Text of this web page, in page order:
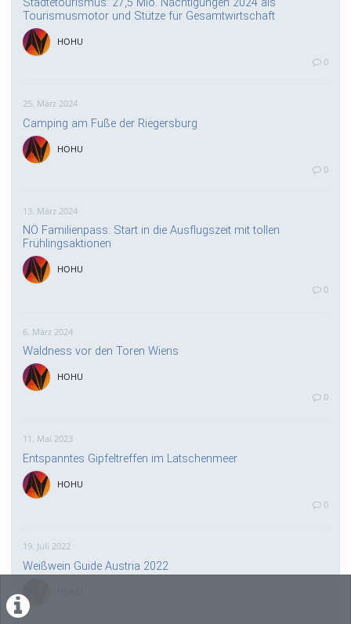
Tourismusmotor und Stütze für Gesamtwirtschaft
HOHU
0
25. März 2024
Camping am Fuße der Riegersburg
HOHU
0
13. März 2024
NÖ Familienpass: Start in die Ausflugszeit mit tollen
Frühlingsaktionen
HOHU
0
6. März 2024
Waldness vor den Toren Wiens
HOHU
0
11. Mai 2023
Entspanntes Gipfeltreffen im Latschenmeer
HOHU
0
19. Juli 2022
Weißwein Guide Austria 2022